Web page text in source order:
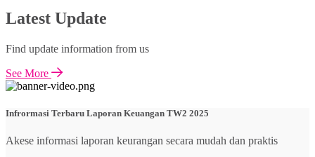
Latest Update
Find update information from us
See More
Infrormasi Terbaru Laporan Keuangan TW2 2025
Akese informasi laporan keurangan secara mudah dan praktis